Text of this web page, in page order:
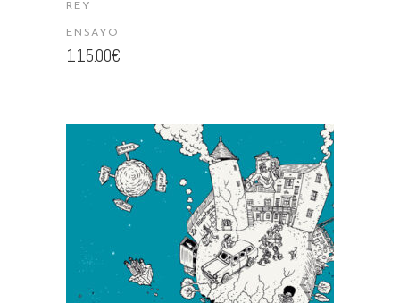
REY
ENSAYO
115.00€